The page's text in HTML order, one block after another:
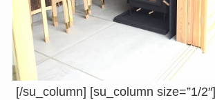
[/su_column] [su_column size=”1/2″]